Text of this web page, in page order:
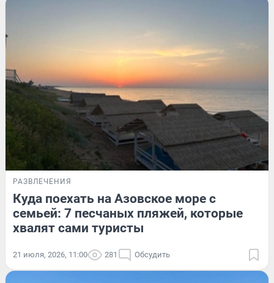
РАЗВЛЕЧЕНИЯ
Куда поехать на Азовское море с
семьей: 7 песчаных пляжей, которые
хвалят сами туристы
21 июля, 2026, 11:00 281 Обсудить